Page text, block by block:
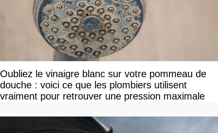
Oubliez le vinaigre blanc sur votre pommeau de
douche : voici ce que les plombiers utilisent
vraiment pour retrouver une pression maximale